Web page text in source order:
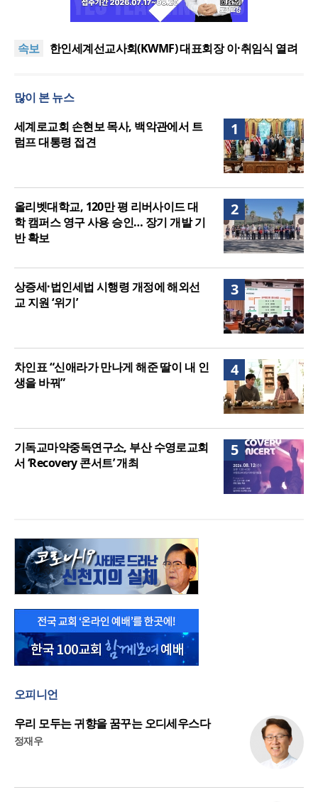
속보
올리벳대학교, 120만 평 리버사이드 대학 캠퍼스 영
접견
한인세계선교사회(KWMF) 대표회장 이·취임식 열려
올리벳대학교, 120만 평 리버사이드 대학 캠퍼스 영
세계로교회 손현보 목사, 백악관에서 트럼프 대통령
접견
많이 본 뉴스
1
세계로교회 손현보 목사, 백악관에서 트
럼프 대통령 접견
2
올리벳대학교, 120만 평 리버사이드 대
학 캠퍼스 영구 사용 승인… 장기 개발 기
반 확보
3
상증세·법인세법 시행령 개정에 해외선
교 지원 ‘위기’
4
차인표 “신애라가 만나게 해준 딸이 내 인
생을 바꿔”
5
기독교마약중독연구소, 부산 수영로교회
서 ‘Recovery 콘서트’ 개최
오피니언
우리 모두는 귀향을 꿈꾸는 오디세우스다
정재우